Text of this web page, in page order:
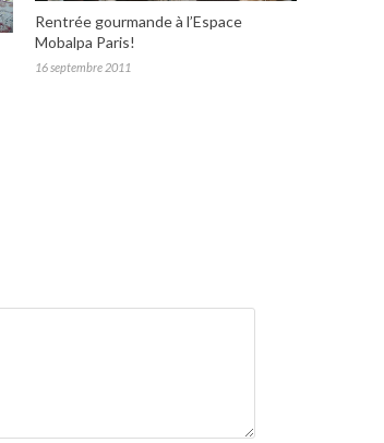
Rentrée gourmande à l’Espace
Mobalpa Paris!
16 septembre 2011